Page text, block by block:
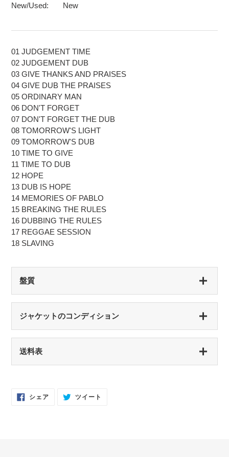
New/Used: New
01 JUDGEMENT TIME
02 JUDGEMENT DUB
03 GIVE THANKS AND PRAISES
04 GIVE DUB THE PRAISES
05 ORDINARY MAN
06 DON'T FORGET
07 DON'T FORGET THE DUB
08 TOMORROW'S LIGHT
09 TOMORROW'S DUB
10 TIME TO GIVE
11 TIME TO DUB
12 HOPE
13 DUB IS HOPE
14 MEMORIES OF PABLO
15 BREAKING THE RULES
16 DUBBING THE RULES
17 REGGAE SESSION
18 SLAVING
盤質
開封済み・新品同様
ジャケットのコンディション
送料表
シェアFacebookツイート